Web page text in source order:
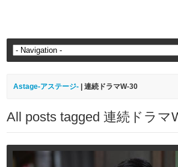
Astage-アステージ- |連続ドラマW-30
All posts tagged 連続ドラマ